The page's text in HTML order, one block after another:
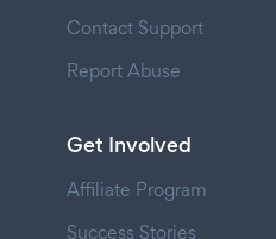
Contact Support
Report Abuse
Get Involved
Affiliate Program
Success Stories